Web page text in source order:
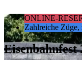
ONLINE-
Zahlreiche Züge,
Eisenbahnfest